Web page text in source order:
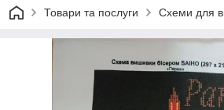
Товари та послуги Схеми для